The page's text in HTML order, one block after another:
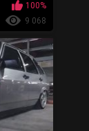
100%
9 068